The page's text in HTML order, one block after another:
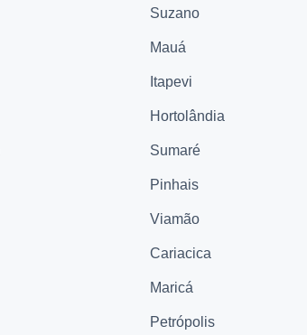
Suzano
Mauá
Itapevi
Hortolândia
Sumaré
Pinhais
Viamão
Cariacica
Maricá
Petrópolis